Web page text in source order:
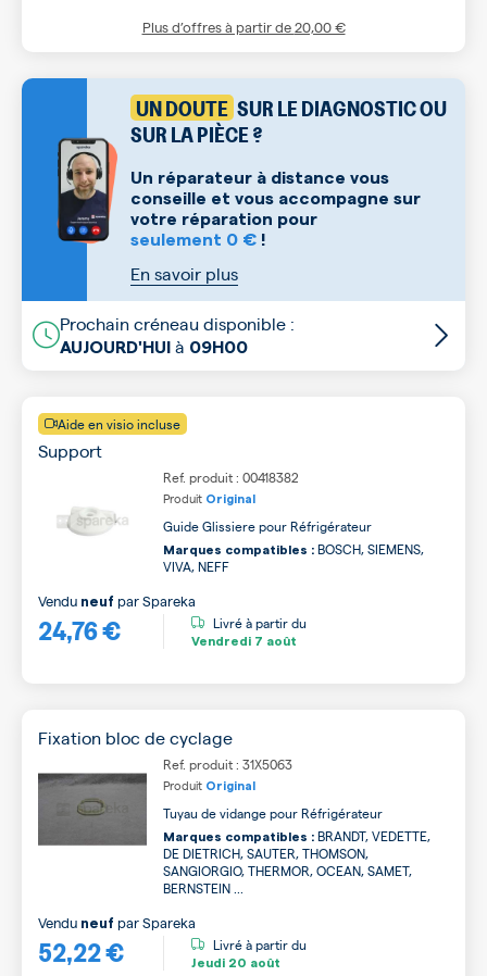
Plus d’offres à partir de20,00 €
UN DOUTE SUR LE DIAGNOSTIC OU
SUR LA PIÈCE ?
Un réparateur à distance vous
conseille et vous accompagne sur
votre réparation pour
seulement 0 € !
En savoir plus
Prochain créneau disponible :
AUJOURD'HUI à 09H00
Aide en visio incluse
Support
Ref. produit : 00418382
Produit Original
Guide Glissiere pour Réfrigérateur
Marques compatibles : BOSCH, SIEMENS,
VIVA, NEFF
24,76 €
Vendu neuf parSpareka
Livré à partir du
Vendredi 7 août
Fixation bloc de cyclage
Ref. produit : 31X5063
Produit Original
Tuyau de vidange pour Réfrigérateur
Marques compatibles : BRANDT, VEDETTE,
DE DIETRICH, SAUTER, THOMSON,
SANGIORGIO, THERMOR, OCEAN, SAMET,
BERNSTEIN ...
52,22 €
Vendu neuf parSpareka
Livré à partir du
Jeudi 20 août